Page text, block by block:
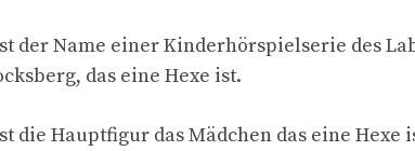
der Name einer Kinderhörspielserie des
das eine Hexe ist.
die Hauptfigur das Mädchen das eine